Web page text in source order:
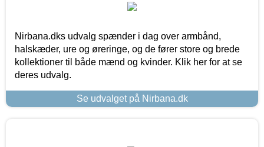
Nirbana.dks udvalg spænder i dag over armbånd,
halskæder, ure og øreringe, og de fører store og brede
kollektioner til både mænd og kvinder. Klik her for at se
deres udvalg.
Se udvalget på Nirbana.dk